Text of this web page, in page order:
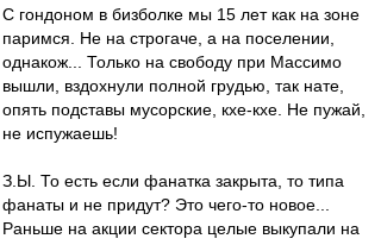
С гондоном в бизболке мы 15 лет как на зоне
паримся. Не на строгаче, а на поселении,
однакож... Только на свободу при Массимо
вышли, вздохнули полной грудью, так нате,
опять подставы мусорские, кхе-кхе. Не пужай,
не испужаешь!
З.Ы. То есть если фанатка закрыта, то типа
фанаты и не придут? Это чего-то новое...
Раньше на акции сектора целые выкупали на